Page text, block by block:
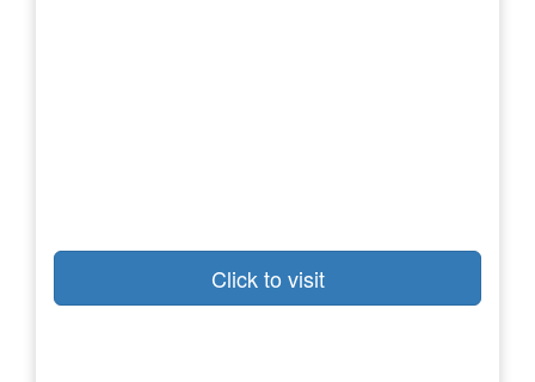
Click to visit